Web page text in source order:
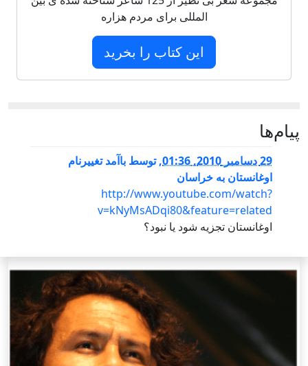
المللی برای مردم هزاره
این کتاب را بخرید
پيام‌ها
29 دسامبر 2010, 01:36 ,توسط باآمد تغییرنام
اوغانستان به خراسان
http://www.youtube.com/watch?
v=kNyMsADqi80&feature=related
اوغانستان تجزیه شود یا نبود؟